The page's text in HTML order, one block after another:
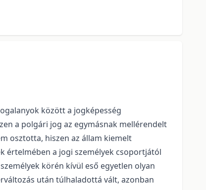
között a jogképesség
a polgári jog az egymásnak mellérendelt
osztotta, hiszen az állam kiemelt
értelmében a jogi személyek csoportjától
körén kívül eső egyetlen olyan
után túlhaladottá vált, azonban